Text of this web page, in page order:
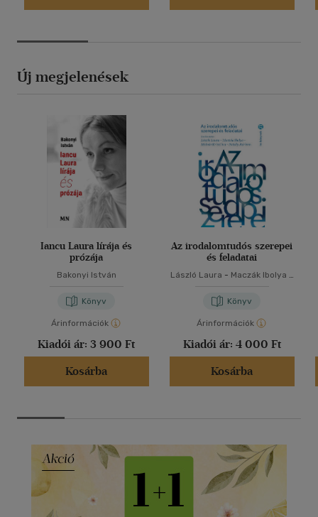
Új megjelenések
Iancu Laura lírája és
prózája
Bakonyi István
Könyv
Árinformációk
Kiadói ár: 3 900 Ft
Kosárba
Az irodalomtudós szerepei
és feladatai
László Laura - Maczák Ibolya -
Adrienn
Könyv
Árinformációk
Kiadói ár: 4 000 Ft
Kosárba